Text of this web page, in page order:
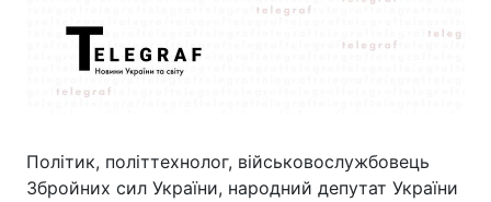
Політик, політтехнолог, військовослужбовець
Збройних сил України, народний депутат України